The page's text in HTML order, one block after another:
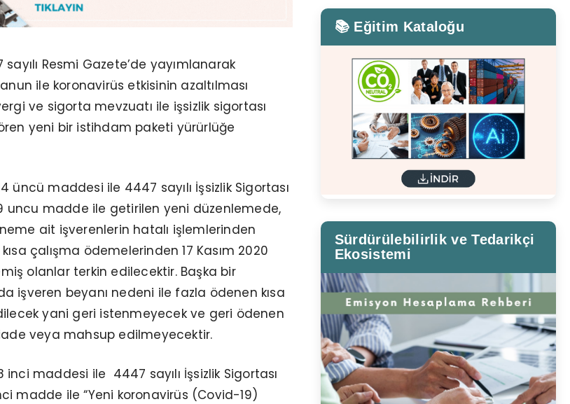
sayılı Resmi Gazete’de yayımlanarak
ile koronavirüs etkisinin azaltılması
ve sigorta mevzuatı ile işsizlik sigortası
yeni bir istihdam paketi yürürlüğe
üncü maddesi ile 4447 sayılı İşsizlik Sigortası
uncu madde ile getirilen yeni düzenlemede,
ait işverenlerin hatalı işlemlerinden
çalışma ödemelerinden 17 Kasım 2020
olanlar terkin edilecektir. Başka bir
işveren beyanı nedeni ile fazla ödenen kısa
yani geri istenmeyecek ve geri ödenen
veya mahsup edilmeyecektir.
inci maddesi ile 4447 sayılı İşsizlik Sigortası
madde ile “Yeni koronavirüs (Covid-19)
📚 Eğitim Kataloğu
Sürdürülebilirlik ve Tedarikçi
Ekosistemi